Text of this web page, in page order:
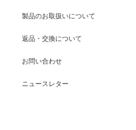
製品のお取扱いについて
返品・交換について
お問い合わせ
ニュースレター